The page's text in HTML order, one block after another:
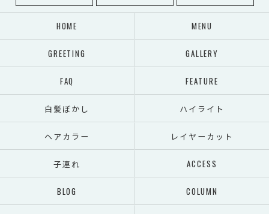
HOME MENU
GREETING GALLERY
FAQ FEATURE
白髪ぼかし ハイライト
ヘアカラー レイヤーカット
子連れ ACCESS
BLOG COLUMN